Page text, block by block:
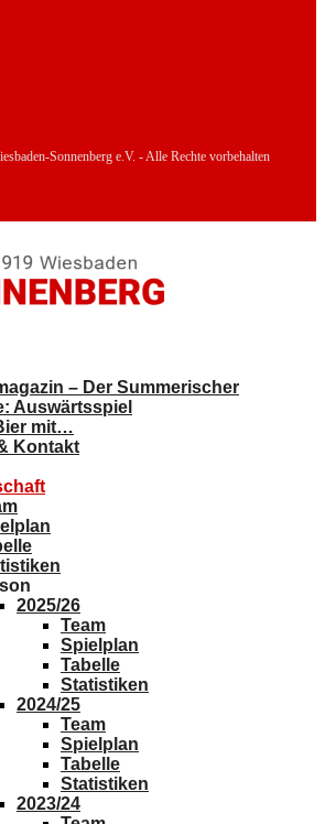
Sonnenberg e.V. - Alle Rechte vorbehalten
– Der Summerischer
Auswärtsspiel
mit…
Kontakt
2025/26
Team
Spielplan
Tabelle
Statistiken
2024/25
Team
Spielplan
Tabelle
Statistiken
2023/24